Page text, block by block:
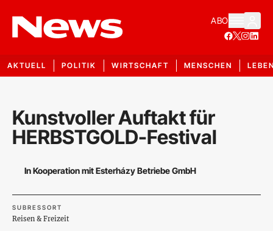
ABO
AKTUELL POLITIK WIRTSCHAFT MENSCHEN
Kunstvoller Auftakt für
HERBSTGOLD-Festival
In Kooperation mit Esterházy Betriebe GmbH
SUBRESSORT
Reisen & Freizeit